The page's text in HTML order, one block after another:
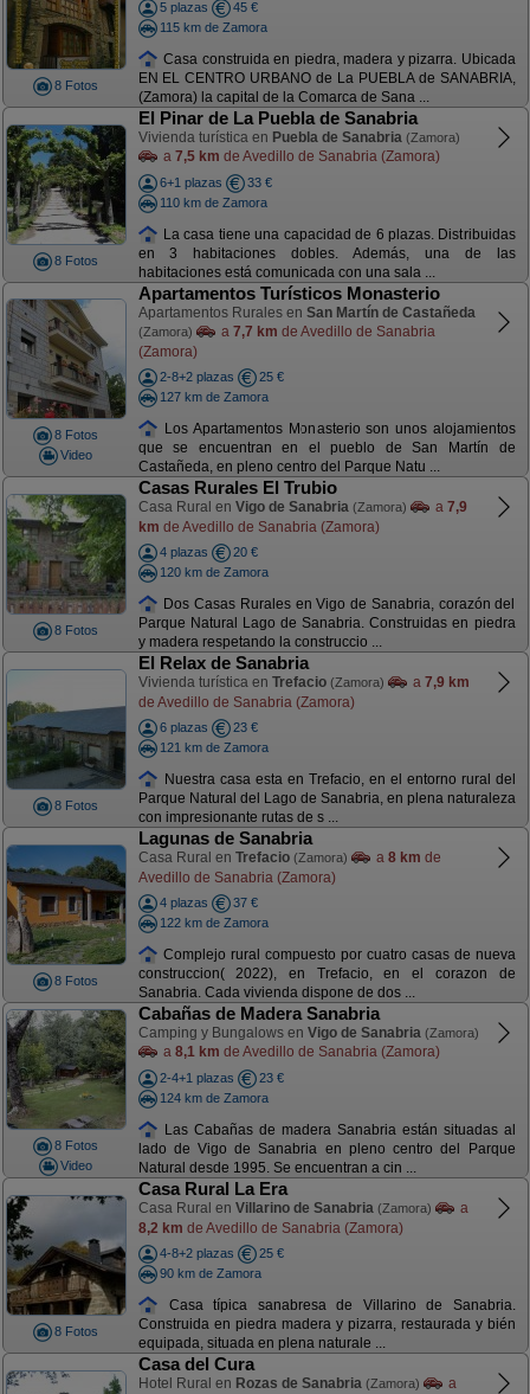
8 Fotos
5 plazas
45 €
115 km de Zamora
Casa construida en piedra, madera y pizarra. Ubicada
EN EL CENTRO URBANO de La PUEBLA de SANABRIA,
(Zamora) la capital de la Comarca de Sana ...
8 Fotos
El Pinar de La Puebla de Sanabria
Vivienda turística en Puebla de Sanabria (Zamora)
a 7,5 km de Avedillo de Sanabria (Zamora)
6+1 plazas
33 €
110 km de Zamora
La casa tiene una capacidad de 6 plazas. Distribuidas
en 3 habitaciones dobles. Además, una de las
habitaciones está comunicada con una sala ...
8 Fotos
Video
Apartamentos Turísticos Monasterio
Apartamentos Rurales en San Martín de Castañeda
(Zamora) a 7,7 km de Avedillo de Sanabria
(Zamora)
2-8+2 plazas
25 €
127 km de Zamora
Los Apartamentos Monasterio son unos alojamientos
que se encuentran en el pueblo de San Martín de
Castañeda, en pleno centro del Parque Natu ...
8 Fotos
Casas Rurales El Trubio
Casa Rural en Vigo de Sanabria (Zamora) a 7,9
km de Avedillo de Sanabria (Zamora)
4 plazas
20 €
120 km de Zamora
Dos Casas Rurales en Vigo de Sanabria, corazón del
Parque Natural Lago de Sanabria. Construidas en piedra
y madera respetando la construccio ...
8 Fotos
El Relax de Sanabria
Vivienda turística en Trefacio (Zamora) a 7,9 km
de Avedillo de Sanabria (Zamora)
6 plazas
23 €
121 km de Zamora
Nuestra casa esta en Trefacio, en el entorno rural del
Parque Natural del Lago de Sanabria, en plena naturaleza
con impresionante rutas de s ...
8 Fotos
Lagunas de Sanabria
Casa Rural en Trefacio (Zamora) a 8 km de
Avedillo de Sanabria (Zamora)
4 plazas
37 €
122 km de Zamora
Complejo rural compuesto por cuatro casas de nueva
construccion( 2022), en Trefacio, en el corazon de
Sanabria. Cada vivienda dispone de dos ...
8 Fotos
Video
Cabañas de Madera Sanabria
Camping y Bungalows en Vigo de Sanabria (Zamora)
a 8,1 km de Avedillo de Sanabria (Zamora)
2-4+1 plazas
23 €
124 km de Zamora
Las Cabañas de madera Sanabria están situadas al
lado de Vigo de Sanabria en pleno centro del Parque
Natural desde 1995. Se encuentran a cin ...
8 Fotos
Casa Rural La Era
Casa Rural en Villarino de Sanabria (Zamora)
a
8,2 km de Avedillo de Sanabria (Zamora)
4-8+2 plazas
25 €
90 km de Zamora
Casa típica sanabresa de Villarino de Sanabria.
Construida en piedra madera y pizarra, restaurada y bién
equipada, situada en plena naturale ...
Casa del Cura
Hotel Rural en Rozas de Sanabria (Zamora)
a